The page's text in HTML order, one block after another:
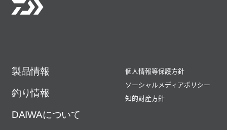
製品情報
釣り情報
DAIWAについて
個人情報等保護方針
ソーシャルメディアポリシー
知的財産方針